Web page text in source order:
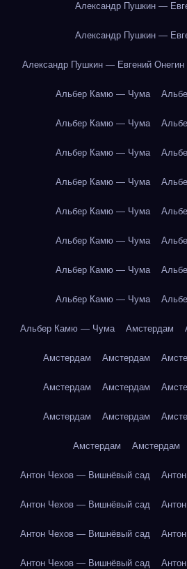
Александр Пушкин —
Александр Пушкин —
Александр Пушкин — Евгений Онегин
Альбер Камю — Чума
Альбер Камю — Чума
Альбер Камю — Чума
Альбер Камю — Чума
Альбер Камю — Чума
Альбер Камю — Чума
Альбер Камю — Чума
Альбер Камю — Чума
Альбер Камю — Чума Амстердам
Амстердам Амстердам
Амстердам Амстердам
Амстердам Амстердам
Амстердам Амстердам
Антон Чехов — Вишнёвый сад
Антон Чехов — Вишнёвый сад
Антон Чехов — Вишнёвый сад
Антон Чехов — Вишнёвый сад